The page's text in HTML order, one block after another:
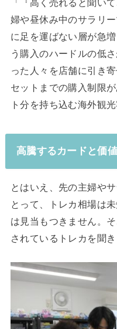
「『高く売れると聞い
婦や昼休み中のサラリ
に足を運ばない層が急
う購入のハードルの低
った人々を店舗に引き
セットまでの購入制限
ト分を持ち込む海外観
高騰するカードと価
とはいえ、先の主婦や
とって、トレカ相場は
は見当もつきません。
されているトレカを聞き